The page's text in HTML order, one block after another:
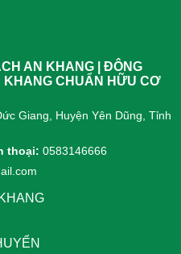
AN KHANG | ĐÔNG
CHUẨN HỮU CƠ
Giang, Huyện Yên Dũng, Tỉnh
thoại: 0583146666